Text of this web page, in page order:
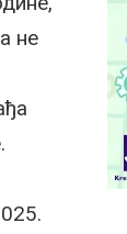
не